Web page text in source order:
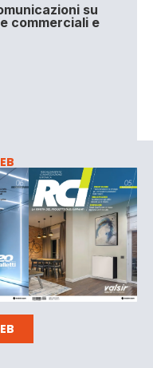
su
commerciali e